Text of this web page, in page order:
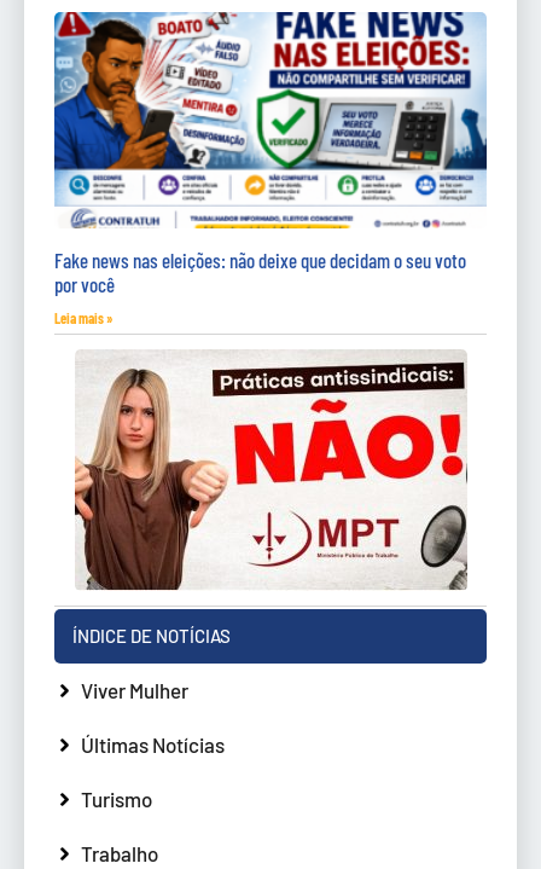
Fake news nas eleições: não deixe que decidam o seu voto
por você
Leia mais »
ÍNDICE DE NOTÍCIAS
Viver Mulher
Últimas Notícias
Turismo
Trabalho